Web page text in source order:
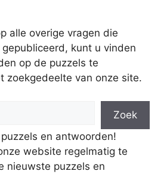
alle overige vragen die
kunt u vinden
op de puzzels te
zoekgedeelte van onze site.
Zoek
en antwoorden!
website regelmatig te
nieuwste puzzels en